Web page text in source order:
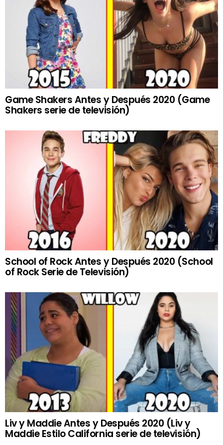
Game Shakers Antes y Después 2020 (Game
Shakers serie de televisión)
School of Rock Antes y Después 2020 (School
of Rock Serie de Televisión)
Liv y Maddie Antes y Después 2020 (Liv y
Maddie Estilo California serie de televisión)